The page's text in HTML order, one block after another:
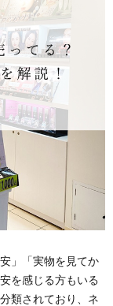
」「実物を見てか
を感じる方もいる
類されており、ネ